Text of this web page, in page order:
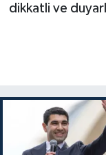
dikkatli ve